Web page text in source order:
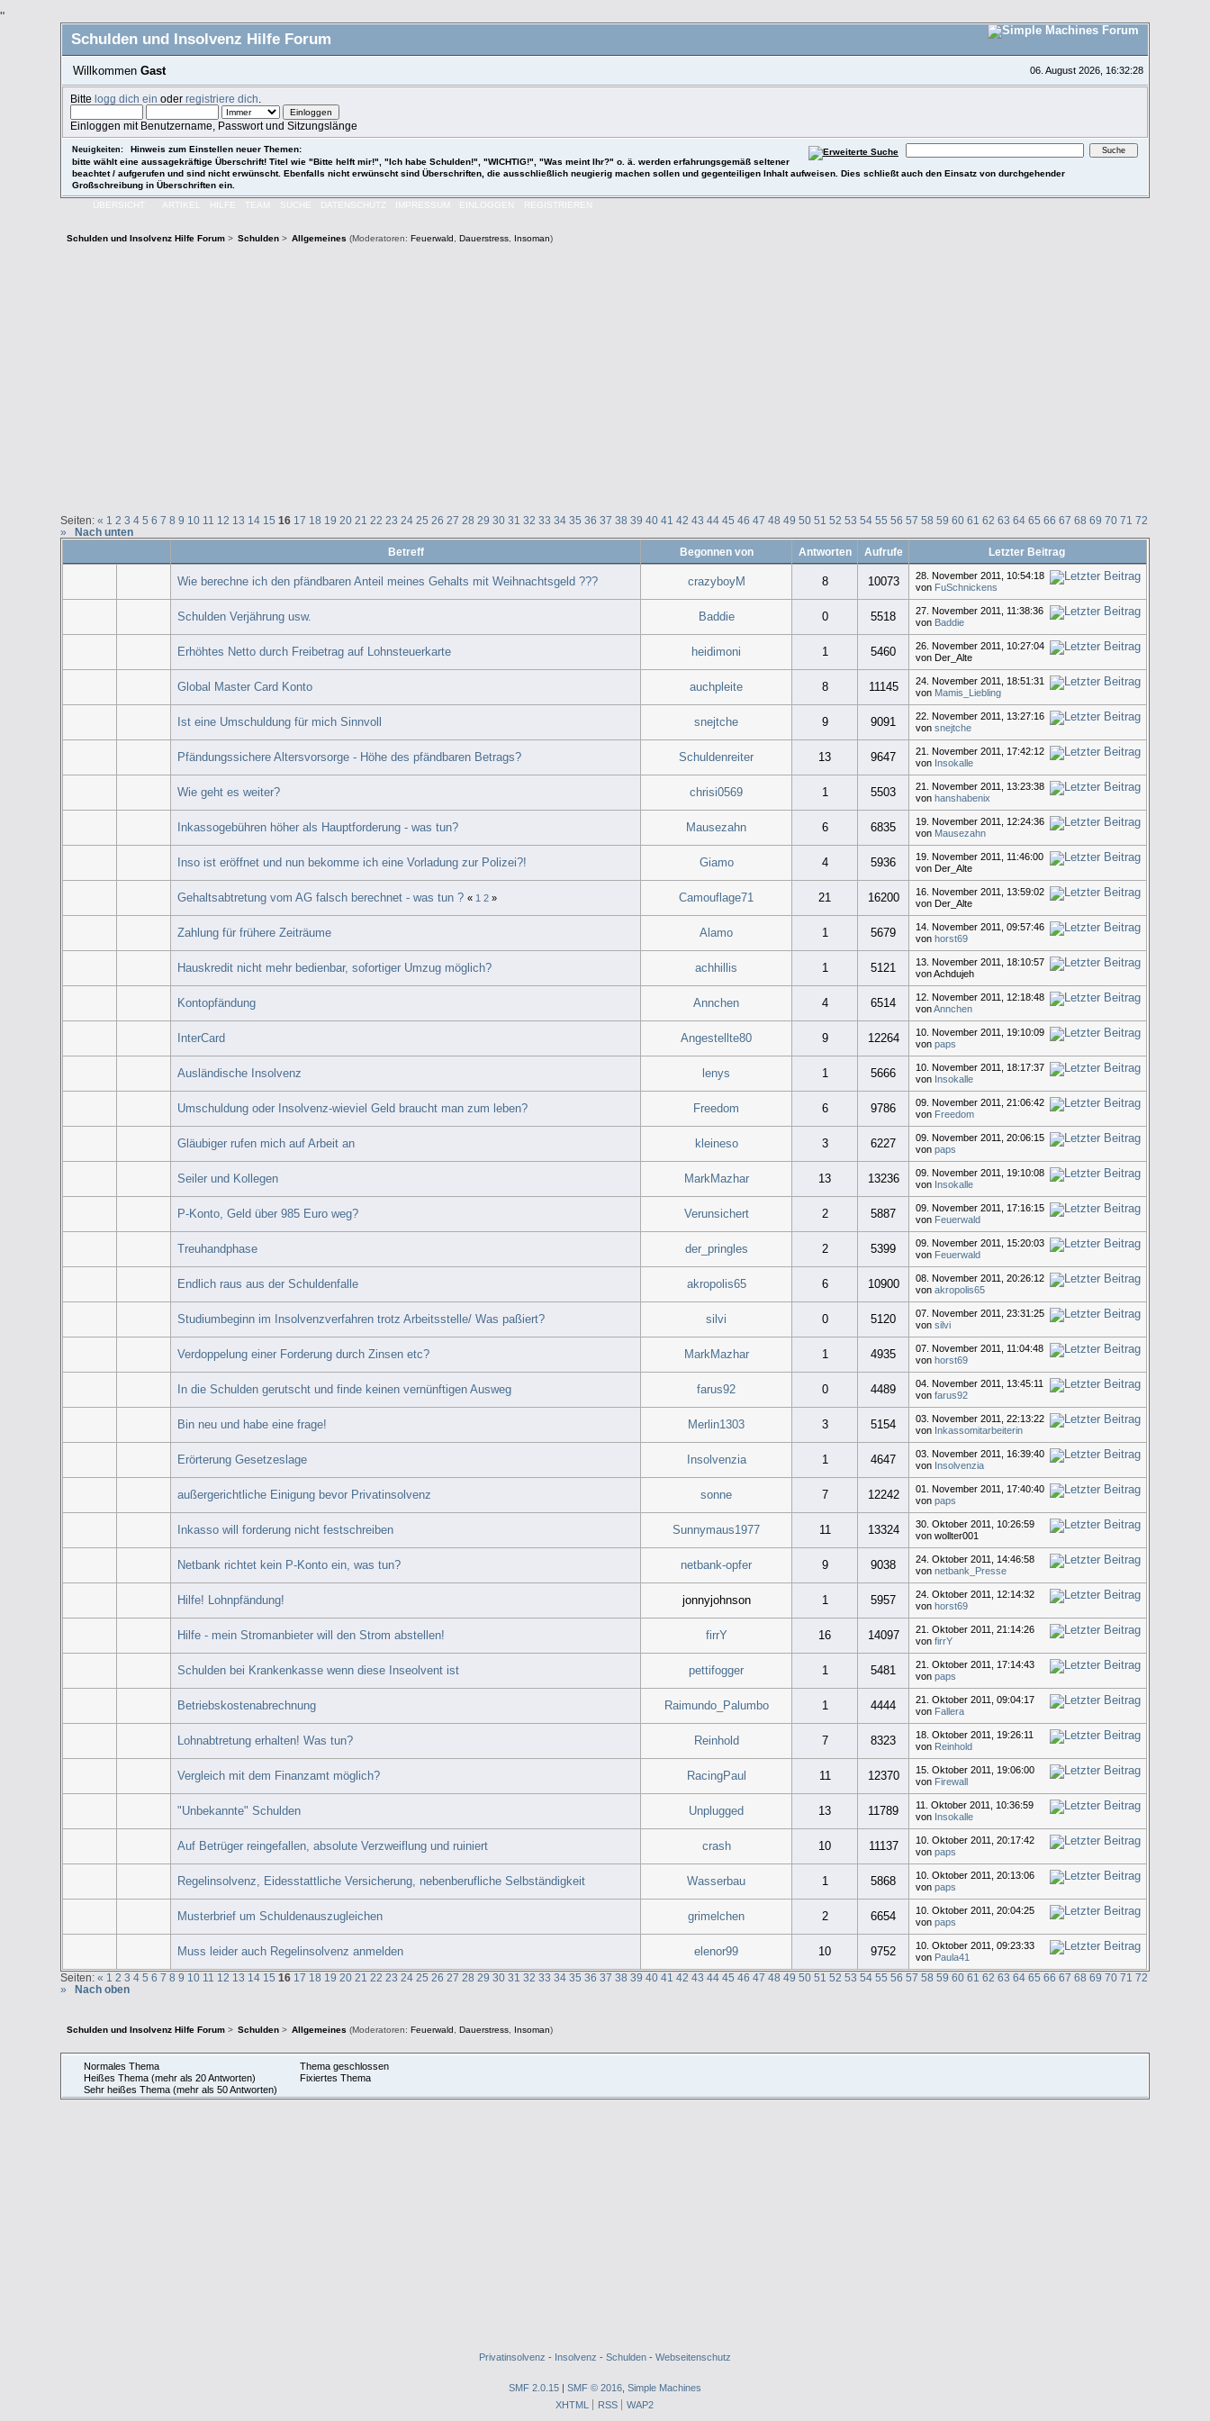
"
Schulden und Insolvenz Hilfe Forum
06. August 2026, 16:32:28
Willkommen Gast
Bittelogg dich ein oderregistriere dich
Einloggen mit Benutzername, Passwort und Sitzungslänge
Neuigkeiten:
Hinweis zum Einstellen neuer Themen:
bitte wählt eine aussagekräftige Überschrift! Titel wie "Bitte helft mir!", "Ich habe Schulden!", "WICHTIG!", "Was meint Ihr?" o. ä. werden erfahrungsgemäß seltener
beachtet / aufgerufen und sind nicht erwünscht. Ebenfalls nicht erwünscht sind Überschriften, die ausschließlich neugierig machen sollen und gegenteiligen Inhalt aufweisen. Dies schließt auch den Einsatz von durchgehender
Großschreibung in Überschriften ein.
ÜBERSICHT ARTIKEL HILFE TEAM SUCHE DATENSCHUTZ IMPRESSUM EINLOGGEN REGISTRIEREN
Schulden und Insolvenz Hilfe Forum> Schulden> Allgemeines (Moderatoren: Feuerwald , Dauerstress, Insoman)
Seiten:« 1 2 3 4 5 6 7 8 9 10 11 12 13 14 15 16 17 18 19 20 21 22 23 24 25 26 27 28 29 30 31 32 33 34 35 36 37 38 39 40 41 42 43 44 45 46 47 48 49 50 51 52 53 54 55 56 57 58 59 60 61 62 63 64 65 66 67 68 69 70 71 72
»
Nach unten
Betreff
Begonnen von Antworten Aufrufe Letzter Beitrag
Wie berechne ich den pfändbaren Anteil meines Gehalts mit Weihnachtsgeld ??? crazyboyM 8 10073
28. November 2011, 10:54:18
von FuSchnickens
Schulden Verjährung usw. Baddie 0 5518
27. November 2011, 11:38:36
von Baddie
Erhöhtes Netto durch Freibetrag auf Lohnsteuerkarte heidimoni 1 5460
26. November 2011, 10:27:04
von Der_Alte
Global Master Card Konto auchpleite 8 11145
24. November 2011, 18:51:31
von Mamis_Liebling
Ist eine Umschuldung für mich Sinnvoll snejtche 9 9091
22. November 2011, 13:27:16
von snejtche
Pfändungssichere Altersvorsorge - Höhe des pfändbaren Betrags? Schuldenreiter 13 9647
21. November 2011, 17:42:12
von Insokalle
Wie geht es weiter? chrisi0569 1 5503
21. November 2011, 13:23:38
von hanshabenix
Inkassogebühren höher als Hauptforderung - was tun? Mausezahn 6 6835
19. November 2011, 12:24:36
von Mausezahn
Inso ist eröffnet und nun bekomme ich eine Vorladung zur Polizei?! Giamo 4 5936
19. November 2011, 11:46:00
von Der_Alte
Gehaltsabtretung vom AG falsch berechnet - was tun ? « 1 2» Camouflage71 21 16200
16. November 2011, 13:59:02
von Der_Alte
Zahlung für frühere Zeiträume Alamo 1 5679
14. November 2011, 09:57:46
von horst69
Hauskredit nicht mehr bedienbar, sofortiger Umzug möglich? achhillis 1 5121
13. November 2011, 18:10:57
von Achdujeh
Kontopfändung Annchen 4 6514
12. November 2011, 12:18:48
vonAnnchen
InterCard Angestellte80 9 12264
10. November 2011, 19:10:09
von paps
Ausländische Insolvenz lenys 1 5666
10. November 2011, 18:17:37
von Insokalle
Umschuldung oder Insolvenz-wieviel Geld braucht man zum leben? Freedom 6 9786
09. November 2011, 21:06:42
von Freedom
Gläubiger rufen mich auf Arbeit an kleineso 3 6227
09. November 2011, 20:06:15
von paps
Seiler und Kollegen MarkMazhar 13 13236
09. November 2011, 19:10:08
von Insokalle
P-Konto, Geld über 985 Euro weg? Verunsichert 2 5887
09. November 2011, 17:16:15
von Feuerwald
Treuhandphase der_pringles 2 5399
09. November 2011, 15:20:03
von Feuerwald
Endlich raus aus der Schuldenfalle akropolis65 6 10900
08. November 2011, 20:26:12
von akropolis65
Studiumbeginn im Insolvenzverfahren trotz Arbeitsstelle/ Was paßiert? silvi 0 5120
07. November 2011, 23:31:25
von silvi
Verdoppelung einer Forderung durch Zinsen etc? MarkMazhar 1 4935
07. November 2011, 11:04:48
von horst69
In die Schulden gerutscht und finde keinen vernünftigen Ausweg farus92 0 4489
04. November 2011, 13:45:11
von farus92
Bin neu und habe eine frage! Merlin1303 3 5154
03. November 2011, 22:13:22
von Inkassomitarbeiterin
Erörterung Gesetzeslage Insolvenzia 1 4647
03. November 2011, 16:39:40
von Insolvenzia
außergerichtliche Einigung bevor Privatinsolvenz sonne 7 12242
01. November 2011, 17:40:40
von paps
Inkasso will forderung nicht festschreiben Sunnymaus1977 11 13324
30. Oktober 2011, 10:26:59
von wollter001
Netbank richtet kein P-Konto ein, was tun? netbank-opfer 9 9038
24. Oktober 2011, 14:46:58
von netbank_Presse
Hilfe! Lohnpfändung! jonnyjohnson 1 5957
24. Oktober 2011, 12:14:32
von horst69
Hilfe - mein Stromanbieter will den Strom abstellen! firrY 16 14097
21. Oktober 2011, 21:14:26
von firrY
Schulden bei Krankenkasse wenn diese Inseolvent ist pettifogger 1 5481
21. Oktober 2011, 17:14:43
von paps
Betriebskostenabrechnung Raimundo_Palumbo 1 4444
21. Oktober 2011, 09:04:17
von Fallera
Lohnabtretung erhalten! Was tun? Reinhold 7 8323
18. Oktober 2011, 19:26:11
von Reinhold
Vergleich mit dem Finanzamt möglich? RacingPaul 11 12370
15. Oktober 2011, 19:06:00
von Firewall
"Unbekannte" Schulden Unplugged 13 11789
11. Oktober 2011, 10:36:59
von Insokalle
Auf Betrüger reingefallen, absolute Verzweiflung und ruiniert crash 10 11137
10. Oktober 2011, 20:17:42
von paps
Regelinsolvenz, Eidesstattliche Versicherung, nebenberufliche Selbständigkeit Wasserbau 1 5868
10. Oktober 2011, 20:13:06
von paps
Musterbrief um Schuldenauszugleichen grimelchen 2 6654
10. Oktober 2011, 20:04:25
von paps
Muss leider auch Regelinsolvenz anmelden elenor99 10 9752
10. Oktober 2011, 09:23:33
von Paula41
Seiten:« 1 2 3 4 5 6 7 8 9 10 11 12 13 14 15 16 17 18 19 20 21 22 23 24 25 26 27 28 29 30 31 32 33 34 35 36 37 38 39 40 41 42 43 44 45 46 47 48 49 50 51 52 53 54 55 56 57 58 59 60 61 62 63 64 65 66 67 68 69 70 71 72
»
Nach oben
Schulden und Insolvenz Hilfe Forum> Schulden> Allgemeines (Moderatoren: Feuerwald Dauerstress, Insoman)
Normales Thema
Heißes Thema (mehr als 20 Antworten)
Sehr heißes Thema (mehr als 50 Antworten)
Thema geschlossen
Fixiertes Thema
Privatinsolvenz - Insolvenz - Schulden - Webseitenschutz
SMF 2.0.15 | SMF © 2016 Simple Machines
XHTML
RSS WAP2